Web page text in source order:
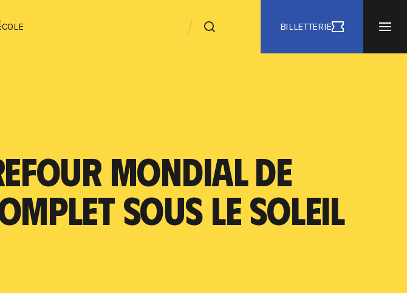
BILLETTERIE
MONDIAL DE
SOUS LE SOLEIL